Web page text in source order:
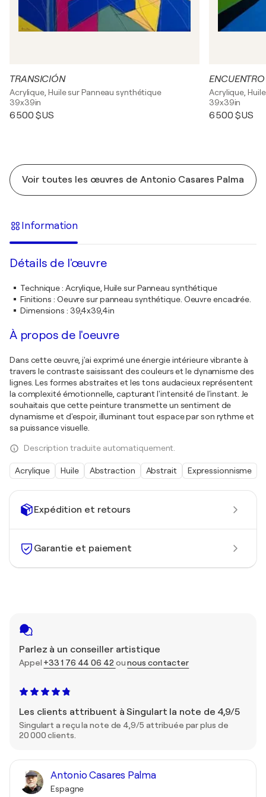
Expédition et retours
Garantie et paiement
Parlez à un conseiller artistique
Appel +33 1 76 44 06 42 ounous contacter
Les clients attribuent à Singulart la note de 4,9/5
Singulart a reçu la note de 4,9/5 attribuée par plus de
20 000 clients.
Antonio Casares Palma
Espagne
TRANSICIÓN
Acrylique, Huile sur Panneau synthétique
39x39in
6 500 $US
ENCUENTRO
Acrylique,
39x39in
6 500 $US
Voir toutes les œuvres de Antonio Casares Palma
Information
Détails de l'œuvre
Technique: Acrylique, Huile sur Panneau synthétique
Finitions : Oeuvre sur panneau synthétique. Oeuvre encadrée.
Dimensions : 39,4x39,4in
À propos de l'oeuvre
Dans cette œuvre, j'ai exprimé une énergie intérieure vibrante à
travers le contraste saisissant des couleurs et le dynamisme des
lignes. Les formes abstraites et les tons audacieux représentent
la complexité émotionnelle, capturant l'intensité de l'instant. Je
souhaitais que cette peinture transmette un sentiment de
dynamisme et d'espoir, illuminant tout espace par son rythme et
sa puissance visuelle.
Description traduite automatiquement.
Acrylique Huile Abstraction Abstrait Expressionnisme